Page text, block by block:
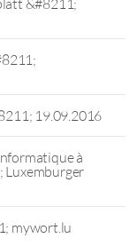
&#8211;
19.09.2016
à
Luxemburger
mywort.lu